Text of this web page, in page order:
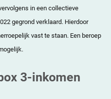
in een collectieve
gegrond verklaard. Hierdoor
vast te staan. Een beroep
3-inkomen